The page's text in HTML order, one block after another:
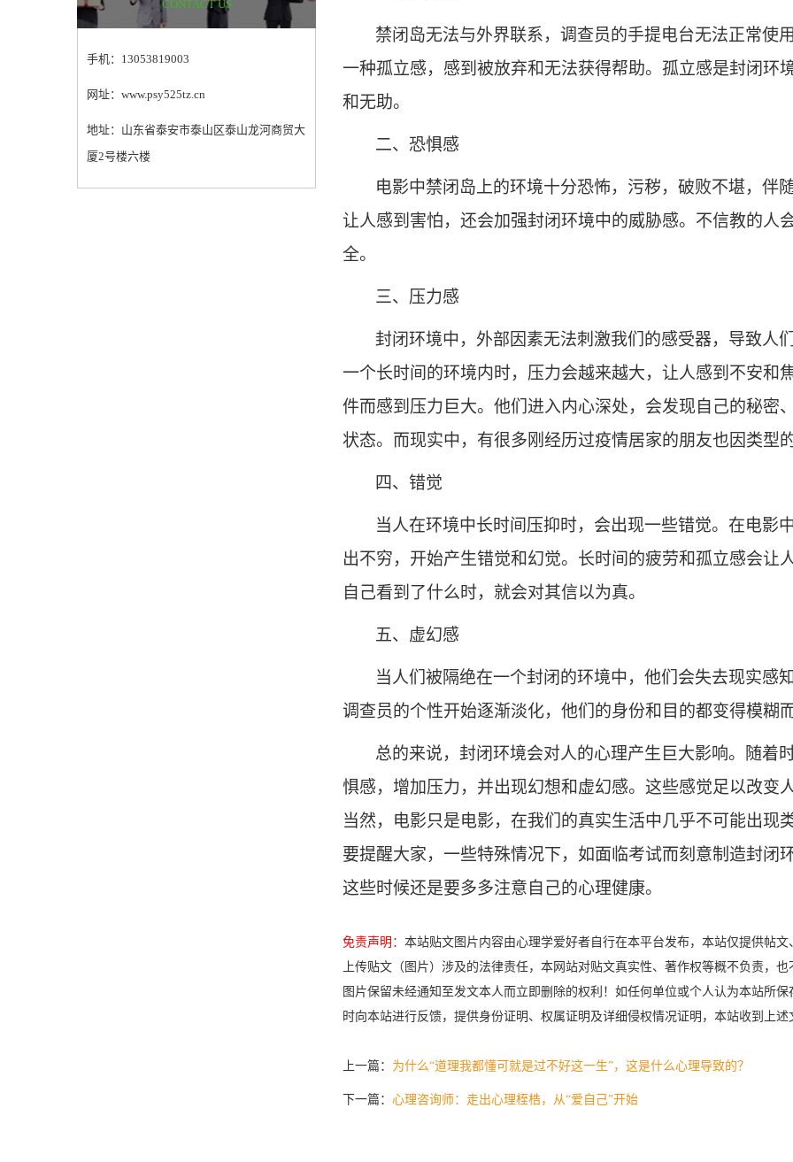
CONTACT US
手机：13053819003
网址：www.psy525tz.cn
地址：山东省泰安市泰山区泰山龙河商贸大
厦2号楼六楼
禁闭岛无法与外界联系，调查员的手提电台无法正常使
一种孤立感，感到被放弃和无法获得帮助。孤立感是封闭环
和无助。
二、恐惧感
电影中禁闭岛上的环境十分恐怖，污秽，破败不堪，伴
让人感到害怕，还会加强封闭环境中的威胁感。不信教的人
全。
三、压力感
封闭环境中，外部因素无法刺激我们的感受器，导致人
一个长时间的环境内时，压力会越来越大，让人感到不安和
件而感到压力巨大。他们进入内心深处，会发现自己的秘密
状态。 而现实中，有很多刚经历过疫情居家的朋友也因类型
四、错觉
当人在环境中长时间压抑时，会出现一些错觉。在电影
出不穷，开始产生错觉和幻觉。长时间的疲劳和孤立感会让
自己看到了什么时，就会对其信以为真。
五、虚幻感
当人们被隔绝在一个封闭的环境中，他们会失去现实感
调查员的个性开始逐渐淡化，他们的身份和目的都变得模糊
总的来说，封闭环境会对人的心理产生巨大影响。随着
惧感，增加压力，并出现幻想和虚幻感。这些感觉足以改变
当然，电影只是电影， 在我们的真实生活中几乎不可能出现
要提醒大家，一些特殊情况下，如面临考试而刻意制造封闭
这些时候还是要多多注意自己的心理健康。
免责声明： 本站贴文图片内容由心理学爱好者自行在本平台发布，本站仅提供帖
上传贴文（图片）涉及的法律责任，本网站对贴文真实性、著作权等概不负责，
图片保留未经通知至发文本人而立即删除的权利！如任何单位或个人认为本站所
时向本站进行反馈，提供身份证明、权属证明及详细侵权情况证明，本站收到上
上一篇： 为什么“道理我都懂可就是过不好这一生”，这是什么心理导致的？
下一篇： 心理咨询师：走出心理桎梏，从“爱自己”开始